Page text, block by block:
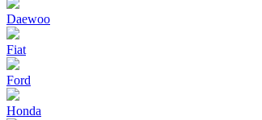
Daewoo
Fiat
Ford
Honda